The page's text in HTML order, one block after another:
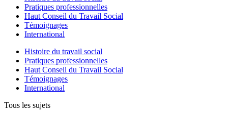
Pratiques professionnelles
Haut Conseil du Travail Social
Témoignages
International
Histoire du travail social
Pratiques professionnelles
Haut Conseil du Travail Social
Témoignages
International
Tous les sujets